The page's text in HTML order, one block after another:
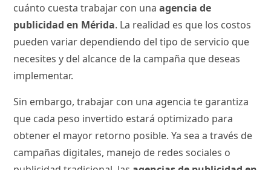
cuánto cuesta trabajar con unaagencia de
publicidad en Mérida. La realidad es que los costos
pueden variar dependiendo del tipo de servicio que
necesites y del alcance de la campaña que deseas
implementar.
Sin embargo, trabajar con una agencia te garantiza
que cada peso invertido estará optimizado para
obtener el mayor retorno posible. Ya sea a través de
campañas digitales, manejo de redes sociales o